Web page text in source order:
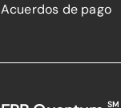
Acuerdos de pago
SM